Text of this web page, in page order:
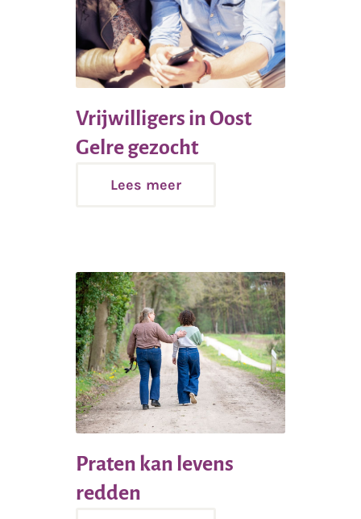
Vrijwilligers in Oost
Gelre gezochtLees
Lees meer
Praten kan levens
redden